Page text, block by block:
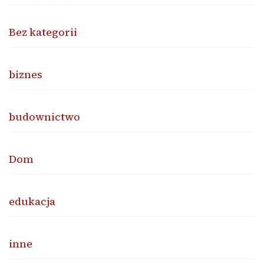
Bez kategorii
biznes
budownictwo
Dom
edukacja
inne